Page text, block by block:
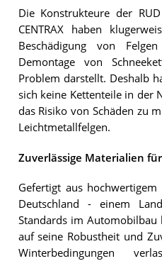
Die Konstrukteure der
CENTRAX haben
Beschädigung von
Demontage von
Problem darstellt. Deshalb
sich keine Kettenteile in der
das Risiko von Schäden zu
Leichtmetallfelgen.
Zuverlässige Materialien
Gefertigt aus
Deutschland - einem
Standards im
auf seine Robustheit und
Winterbedingungen